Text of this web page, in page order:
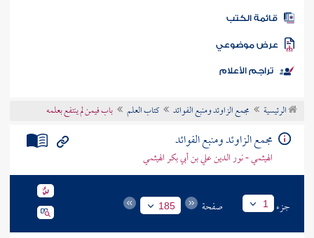
المكتبة
الكتب
موضوعي
تراجم الأعلام
الرئيسية مجمع الزاوئد ومنبع الفوائد كتاب العلم باب فيمن لم ينتفع بعلمه
مجمع الزاوئد ومنبع الفوائد
الهيثمي - نور الدين علي بن أبي بكر الهيثمي
جزء 1 صفحة 185